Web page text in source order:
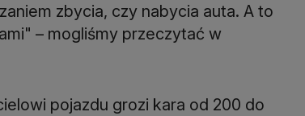
zbycia, czy nabycia auta. A to
– mogliśmy przeczytać w
pojazdu grozi kara od 200 do